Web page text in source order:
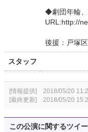
◆劇団年輪
URL:http://
後援：戸塚
スタッフ
[情報提供] 2018/05/20
[最終更新] 2018/05/20
この公演に関するツイ